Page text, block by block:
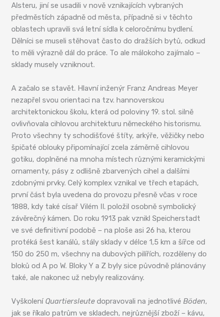
Alsteru, jiní se usadili v nově vznikajících vybraných
předměstích západně od města, případně si v těchto
oblastech upravili svá letní sídla k celoročnímu bydlení.
Dělníci se museli stěhovat často do dražších bytů, odkud
to měli výrazně dál do práce. To ale málokoho zajímalo –
sklady musely vzniknout.
A začalo se stavět. Hlavní inženýr Franz Andreas Meyer
nezapřel svou orientaci na tzv. hannoverskou
architektonickou školu, která od poloviny 19. stol. silně
ovlivňovala cihlovou architekturu německého historismu.
Proto všechny ty schodišťové štíty, arkýře, věžičky nebo
špičaté oblouky připomínající zcela záměrně cihlovou
gotiku, doplněné na mnoha místech různými keramickými
ornamenty, pásy z odlišně zbarvených cihel a dalšími
zdobnými prvky. Celý komplex vznikal ve třech etapách,
první část byla uvedena do provozu přesně včas v roce
1888, kdy také císař Vilém II. položil osobně symbolický
závěrečný kámen. Do roku 1913 pak vznikl Speicherstadt
ve své definitivní podobě – na ploše asi 26 ha, kterou
protéká šest kanálů, stály sklady v délce 1,5 km a šířce od
150 do 250 m, všechny na dubových pilířích, rozděleny do
bloků od A po W. Bloky Y a Z byly sice původně plánovány
také, ale nakonec už nebyly realizovány.
Vyškolení Quartiersleute dopravovali na jednotlivéBöden,
jak se říkalo patrům ve skladech, nejrůznější zboží – kávu,